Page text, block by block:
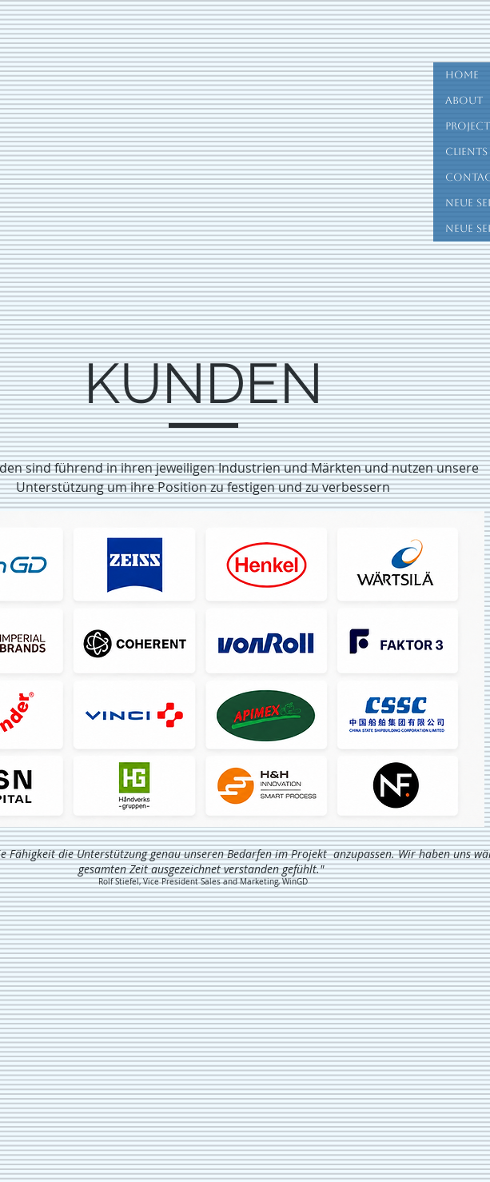
Home
About
Clients
Neue
Neue
KUNDEN
sind führend in ihren jeweiligen Industrien und Märkten und nutzen unsere
Unterstützung um ihre Position zu festigen und zu verbessern
Fähigkeit die Unterstützung genau unseren Bedarfen im Projekt anzupassen. Wir haben uns
gesamten Zeit ausgezeichnet verstanden gefühlt."
Rolf Stiefel, Vice President Sales and Marketing, WinGD